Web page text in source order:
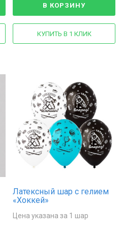
В КОРЗИНУ
КУПИТЬ В 1 КЛИК
Латексный шар с гелием
«Хоккей»
Цена указана за 1 шар